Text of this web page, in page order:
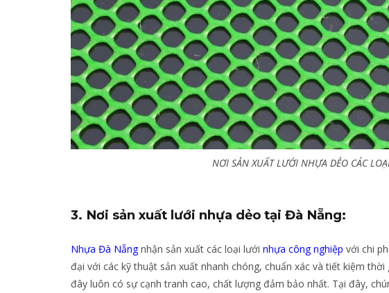
NƠI SẢN XUẤT LƯỚI NHỰA DẺO CÁC
3. Nơi sản xuất lưới nhựa dẻo tại Đà Nẵng:
Nhựa Đà Nẵngnhận sản xuất các loại lưới nhựa công nghiệp với chi
đại với các kỹ thuật sản xuất nhanh chóng, chuẩn xác và tiết kiệm
đây luôn có sự cạnh tranh cao, chất lượng đảm bảo nhất. Tại đây,